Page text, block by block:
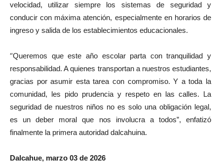
velocidad, utilizar siempre los sistemas de seguridad y
conducir con máxima atención, especialmente en horarios de
ingreso y salida de los establecimientos educacionales.
“Queremos que este año escolar parta con tranquilidad y
responsabilidad. A quienes transportan a nuestros estudiantes,
gracias por asumir esta tarea con compromiso. Y a toda la
comunidad, les pido prudencia y respeto en las calles. La
seguridad de nuestros niños no es solo una obligación legal,
es un deber moral que nos involucra a todos”, enfatizó
finalmente la primera autoridad dalcahuina.
Dalcahue, marzo 03 de 2026